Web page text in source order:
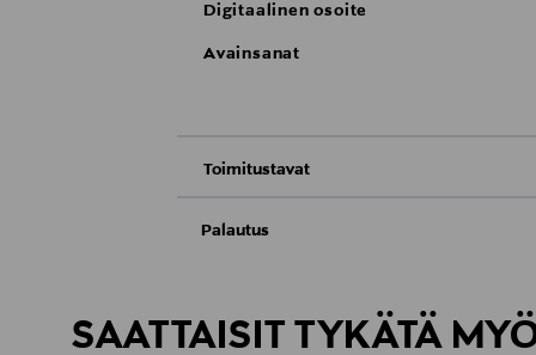
Digitaalinen osoite
Avainsanat
Toimitustavat
Kotiinkuljetus
Palautus
LUE TARKEMMAT PALAUTUSOHJEET
SAATTAISIT TYKÄTÄ